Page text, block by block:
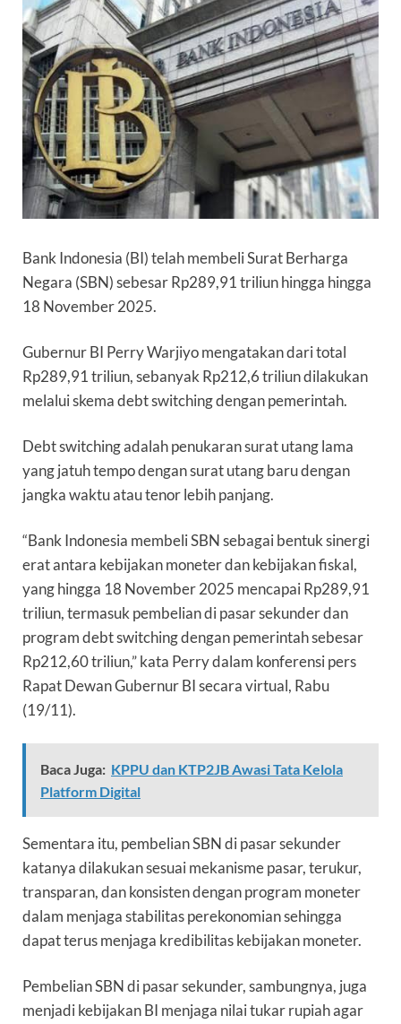
Bank Indonesia (BI) telah membeliSurat Berharga
Negara (SBN) sebesar Rp289,91 triliun hingga hingga
18 November 2025.
Gubernur BI Perry Warjiyo mengatakan dari total
Rp289,91 triliun, sebanyak Rp212,6 triliun dilakukan
melalui skemadebt switchingdengan pemerintah.
Debt switchingadalah penukaran surat utang lama
yang jatuh tempo dengan surat utang baru dengan
jangka waktu atau tenor lebih panjang.
“Bank Indonesia membeli SBN sebagai bentuk sinergi
erat antara kebijakan moneter dan kebijakan fiskal,
yang hingga 18 November 2025 mencapai Rp289,91
triliun, termasuk pembelian di pasar sekunder dan
programdebt switchingdengan pemerintah sebesar
Rp212,60 triliun,” kata Perry dalam konferensi pers
Rapat Dewan Gubernur BI secara virtual, Rabu
(19/11).
Baca Juga: KPPU dan KTP2JB Awasi Tata Kelola
Platform Digital
Sementara itu, pembelian SBN di pasar sekunder
katanya dilakukan sesuai mekanisme pasar, terukur,
transparan, dan konsisten dengan program moneter
dalam menjaga stabilitas perekonomian sehingga
dapat terus menjaga kredibilitas kebijakan moneter.
Pembelian SBN di pasar sekunder, sambungnya, juga
menjadi kebijakan BI menjaga nilai tukar rupiah agar